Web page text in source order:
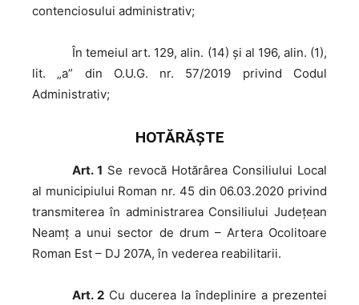
contenciosului administrativ;
În temeiul art. 129, alin. (14) și al 196, alin. (1),
lit. „a” din O.U.G. nr. 57/2019 privind Codul
Administrativ;
HOTĂRĂŞTE
Art. 1 Se revocă Hotărârea Consiliului Local
al municipiului Roman nr. 45 din 06.03.2020 privind
transmiterea în administrarea Consiliului Județean
Neamț a unui sector de drum – Artera Ocolitoare
Roman Est – DJ 207A, în vederea reabilitarii.
Art. 2 Cu ducerea la îndeplinire a prezentei